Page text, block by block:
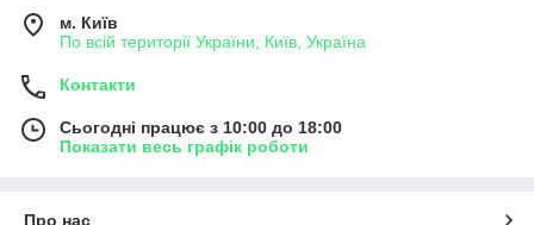
м. Київ
По всій території України, Київ, Україна
Контакти
Сьогодні працює з 10:00 до 18:00
Показати весь графік роботи
Про нас